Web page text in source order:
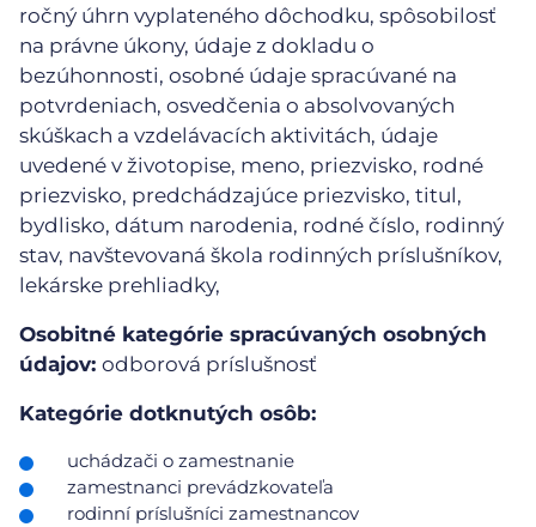
ročný úhrn vyplateného dôchodku, spôsobilosť
na právne úkony, údaje z dokladu o
bezúhonnosti, osobné údaje spracúvané na
potvrdeniach, osvedčenia o absolvovaných
skúškach a vzdelávacích aktivitách, údaje
uvedené v životopise, meno, priezvisko, rodné
priezvisko, predchádzajúce priezvisko, titul,
bydlisko, dátum narodenia, rodné číslo, rodinný
stav, navštevovaná škola rodinných príslušníkov,
lekárske prehliadky,
Osobitné kategórie spracúvaných osobných
údajov: odborová príslušnosť
Kategórie dotknutých osôb:
uchádzači o zamestnanie
zamestnanci prevádzkovateľa
rodinní príslušníci zamestnancov